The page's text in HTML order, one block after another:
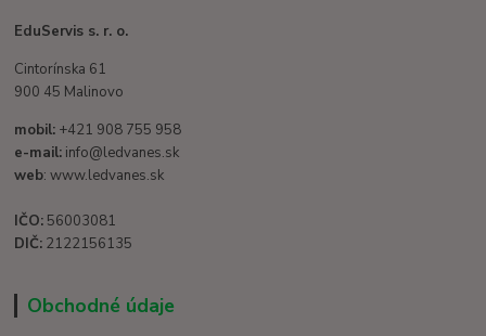
EduServis s. r. o.
Cintorínska 61
900 45 Malinovo
mobil: +421 908 755 958
e-mail: info@ledvanes.sk
web: www.ledvanes.sk
IČO: 56003081
DIČ: 2122156135
Obchodné údaje